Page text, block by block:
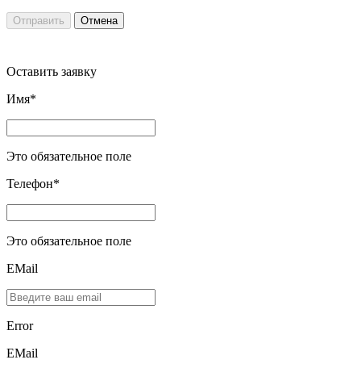
Отправить Отмена
Оставить заявку
Имя*
Это обязательное поле
Телефон*
Это обязательное поле
EMail
Error
ЕMаil